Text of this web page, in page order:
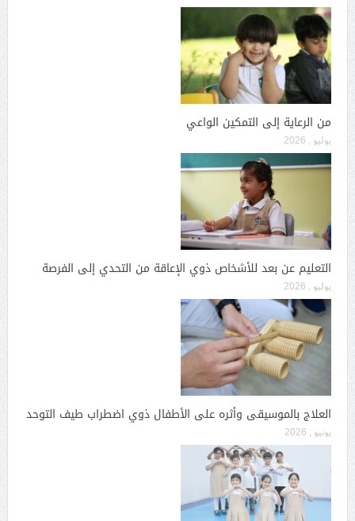
من الرعاية إلى التمكين الواعي
يوليو , 2026
التعليم عن بعد للأشخاص ذوي الإعاقة من التحدي إلى الفرصة
يوليو , 2026
العلاج بالموسيقى وأثره على الأطفال ذوي اضطراب طيف التوحد
يونيو , 2026